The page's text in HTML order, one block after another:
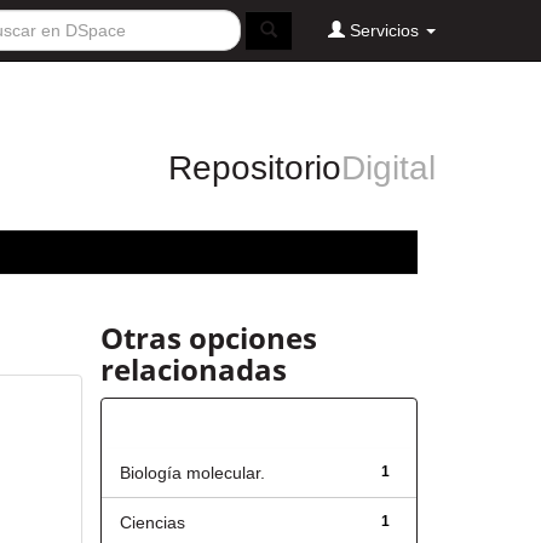
Servicios
RepositorioDigital
Otras opciones
relacionadas
1
Biología molecular.
1
Ciencias